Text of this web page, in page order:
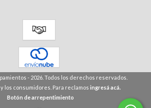
- 2026. Todos los derechos reservados.
los consumidores. Para reclamos ingresá acá.
Botón de arrepentimiento